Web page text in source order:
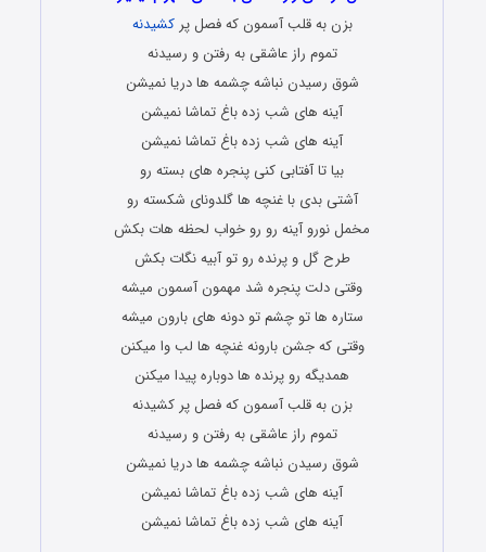
بزن به قلب آسمون که فصل پرکشیدنه
تموم راز عاشقی به رفتن و رسیدنه
شوق رسیدن نباشه چشمه ها دریا نمیشن
آینه های شب زده باغ تماشا نمیشن
آینه های شب زده باغ تماشا نمیشن
بیا تا آفتابی کنی پنجره های بسته رو
آشتی بدی با غنچه ها گلدونای شکسته رو
مخمل نورو آینه رو رو خواب لحظه هات بکش
طرح گل و پرنده رو تو آبیه نگات بکش
وقتی دلت پنجره شد مهمون آسمون میشه
ستاره ها تو چشم تو دونه های بارون میشه
وقتی که جشن بارونه غنچه ها لب وا میکنن
همدیگه رو پرنده ها دوباره پیدا میکنن
بزن به قلب آسمون که فصل پر کشیدنه
تموم راز عاشقی به رفتن و رسیدنه
شوق رسیدن نباشه چشمه ها دریا نمیشن
آینه های شب زده باغ تماشا نمیشن
آینه های شب زده باغ تماشا نمیشن